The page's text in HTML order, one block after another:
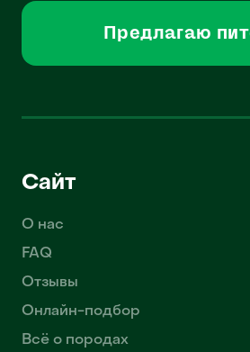
Предлагаю
Сайт
О нас
FAQ
Отзывы
Онлайн-подбор
Всё о породах